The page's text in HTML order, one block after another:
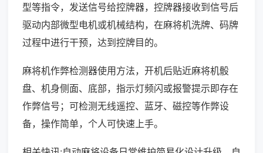
型等指令，发送信号给控牌器，控牌器接收到信号后
驱动内部微型电机或机械结构，在麻将机洗牌、码牌
过程中进行干预，达到控牌目的。
麻将机作弊检测器使用方法，开机后贴近麻将机骰
盘、机身侧面、底部，指示灯频闪或报警提示即存在
作弊信号；可检测无线遥控、蓝牙、磁控等作弊设
备，操作简单，个人可快速上手。